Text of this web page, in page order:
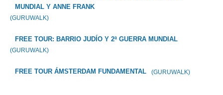
MUNDIAL Y ANNE FRANK
(GURUWALK)
FREE TOUR: BARRIO JUDÍO Y 2ª GUERRA MUNDIAL
(GURUWALK)
FREE TOUR ÁMSTERDAM FUNDAMENTAL (GURUWALK)